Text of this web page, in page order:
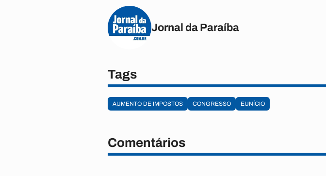
Jornal da Paraíba
Tags
AUMENTO DE IMPOSTOS CONGRESSO EUNÍCIO
Comentários